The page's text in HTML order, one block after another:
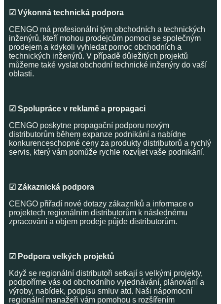
☑ Výkonná technická podpora
CENGO má profesionální tým obchodních a technických
inženýrů, kteří mohou prodejcům pomoci se společným
prodejem a kdykoli vyhledat pomoc obchodních a
technických inženýrů. V případě důležitých projektů
můžeme také vyslat obchodní technické inženýry do vaší
oblasti.
☑ Spolupráce v reklamě a propagaci
CENGO poskytne propagační podporu novým
distributorům během expanze podnikání a nabídne
konkurenceschopné ceny za produkty distributorů a rychlý
servis, který vám pomůže rychle rozvíjet vaše podnikání.
☑ Zákaznická podpora
CENGO přiřadí nové dotazy zákazníků a informace o
projektech regionálním distributorům k následnému
zpracování a objem prodeje půjde distributorům.
☑ Podpora velkých projektů
Když se regionální distributoři setkají s velkými projekty,
podpoříme vás od obchodního vyjednávání, plánování a
výroby, nabídek, podpisu smluv atd. Naši nápomocní
regionální manažeři vám pomohou s rozšířením